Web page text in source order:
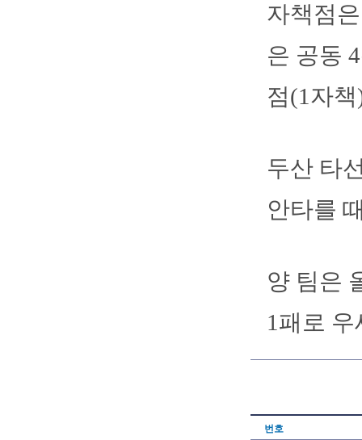
자책점
은 공동
점(1자
두산 타
안타를
양 팀은
1패로
번호